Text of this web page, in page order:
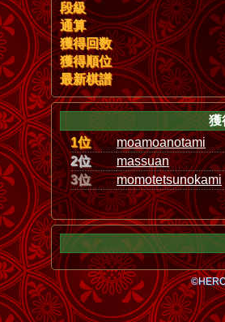
段級
通算
獲得回数
獲得順位
最新棋譜
獲
1位
moamoanotami
2位
massuan
3位
momotetsunokami